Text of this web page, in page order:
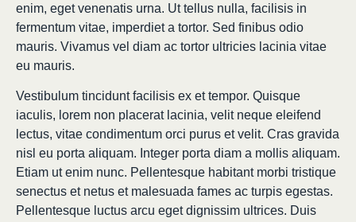
enim, eget venenatis urna. Ut tellus nulla, facilisis in
fermentum vitae, imperdiet a tortor. Sed finibus odio
mauris. Vivamus vel diam ac tortor ultricies lacinia vitae
eu mauris.
Vestibulum tincidunt facilisis ex et tempor. Quisque
iaculis, lorem non placerat lacinia, velit neque eleifend
lectus, vitae condimentum orci purus et velit. Cras gravida
nisl eu porta aliquam. Integer porta diam a mollis aliquam.
Etiam ut enim nunc. Pellentesque habitant morbi tristique
senectus et netus et malesuada fames ac turpis egestas.
Pellentesque luctus arcu eget dignissim ultrices. Duis